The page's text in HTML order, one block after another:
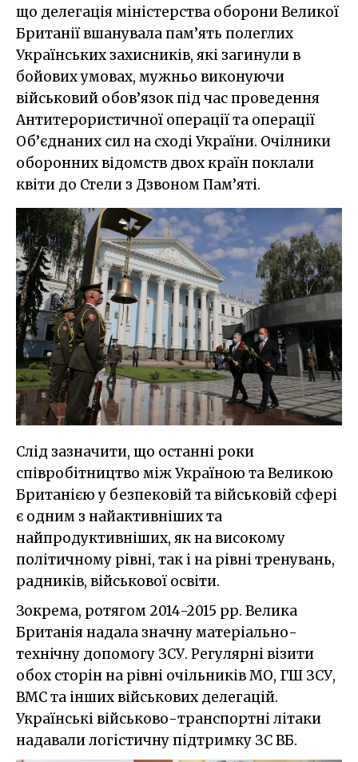
що делегація міністерства оборони Великої
Британії вшанувала пам’ять полеглих
Українських захисників, які загинули в
бойових умовах, мужньо виконуючи
військовий обов’язок під час проведення
Антитерористичної операції та операції
Об’єднаних сил на сході України. Очілники
оборонних відомств двох країн поклали
квіти до Стели з Дзвоном Пам’яті.
Слід зазначити, що останні роки
співробітництво між Україною та Великою
Британією у безпековій та військовій сфері
є одним з найактивніших та
найпродуктивніших, як на високому
політичному рівні, так і на рівні тренувань,
радників, військової освіти.
Зокрема, ротягом 2014-2015 рр. Велика
Британія надала значну матеріально-
технічну допомогу ЗСУ. Регулярні візити
обох сторін на рівні очільників МО, ГШ ЗСУ,
ВМС та інших військових делегацій.
Українські військово-транспортні літаки
надавали логістичну підтримку ЗС ВБ.